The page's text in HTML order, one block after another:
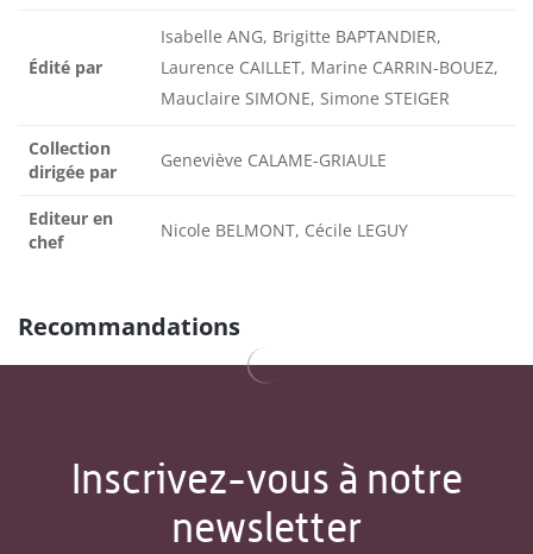
Édité par
Isabelle ANG, Brigitte BAPTANDIER,
Laurence CAILLET, Marine CARRIN-BOUEZ,
Mauclaire SIMONE, Simone STEIGER
Collection
dirigée par
Geneviève CALAME-GRIAULE
Editeur en
chef
Nicole BELMONT, Cécile LEGUY
Recommandations
Inscrivez-vous à notre
newsletter